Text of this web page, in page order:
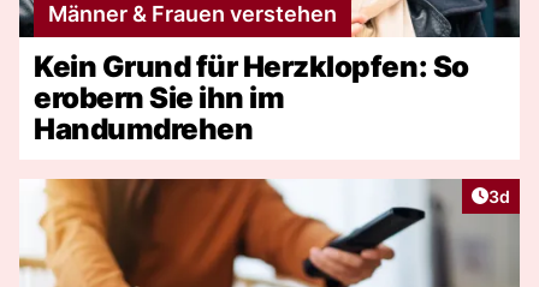
Männer & Frauen verstehen
Kein Grund für Herzklopfen: So
erobern Sie ihn im
Handumdrehen
3d